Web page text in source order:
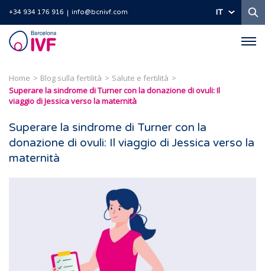
+34 934 176 916 info@bcnivf.com IT
Barcelona
IVF
Home Blog sulla fertilità
Salute e fertilità
Superare la sindrome di Turner con la donazione di ovuli: Il
viaggio di Jessica verso la maternità
Superare la sindrome di Turner con la
donazione di ovuli: Il viaggio di Jessica verso la
maternità